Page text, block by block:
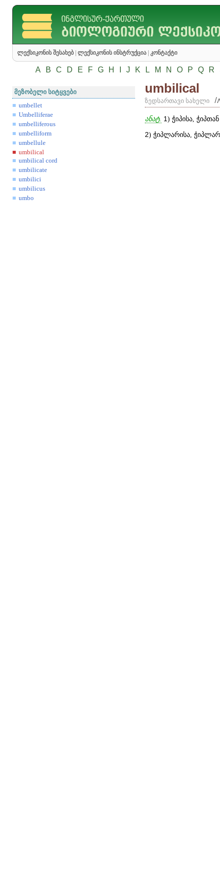
ლექსიკონის შესახებ ლექსიკონის ინსტრუქცია კონტაქტი
A B C D E F G H J K L M N O P Q R
მეზობელი სიტყვები
umbellet
Umbelliferae
umbelliferous
umbelliform
umbellule
umbilical
umbilical cord
umbilicate
umbilici
umbilicus
umbo
umbilical
ზედსართავი სახელი /
ანატ. 1) ჭიპისა,
2) ჭიპლარისა,